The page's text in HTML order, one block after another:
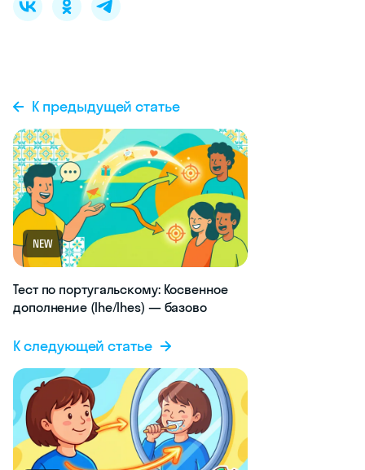
К предыдущей статье
NEW
Тест по португальскому: Косвенное
дополнение (lhe/lhes) — базово
К следующей статье